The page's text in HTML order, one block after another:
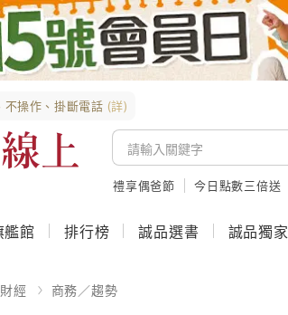
不操作、掛斷電話 (詳)
禮享偶爸節 今日點數三倍送
館 排行榜 誠品選書 誠品獨家
經 商務／趨勢